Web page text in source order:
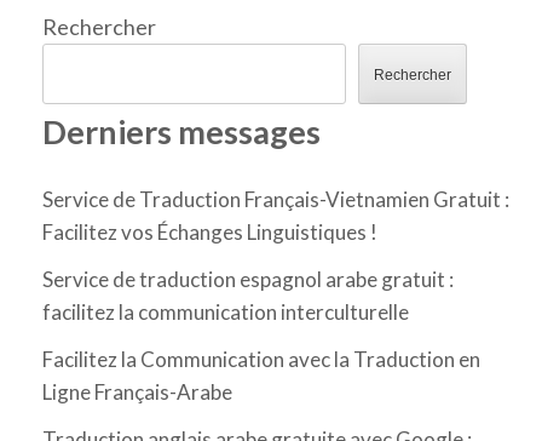
Rechercher
Rechercher
Derniers messages
Service de Traduction Français-Vietnamien Gratuit :
Facilitez vos Échanges Linguistiques !
Service de traduction espagnol arabe gratuit :
facilitez la communication interculturelle
Facilitez la Communication avec la Traduction en
Ligne Français-Arabe